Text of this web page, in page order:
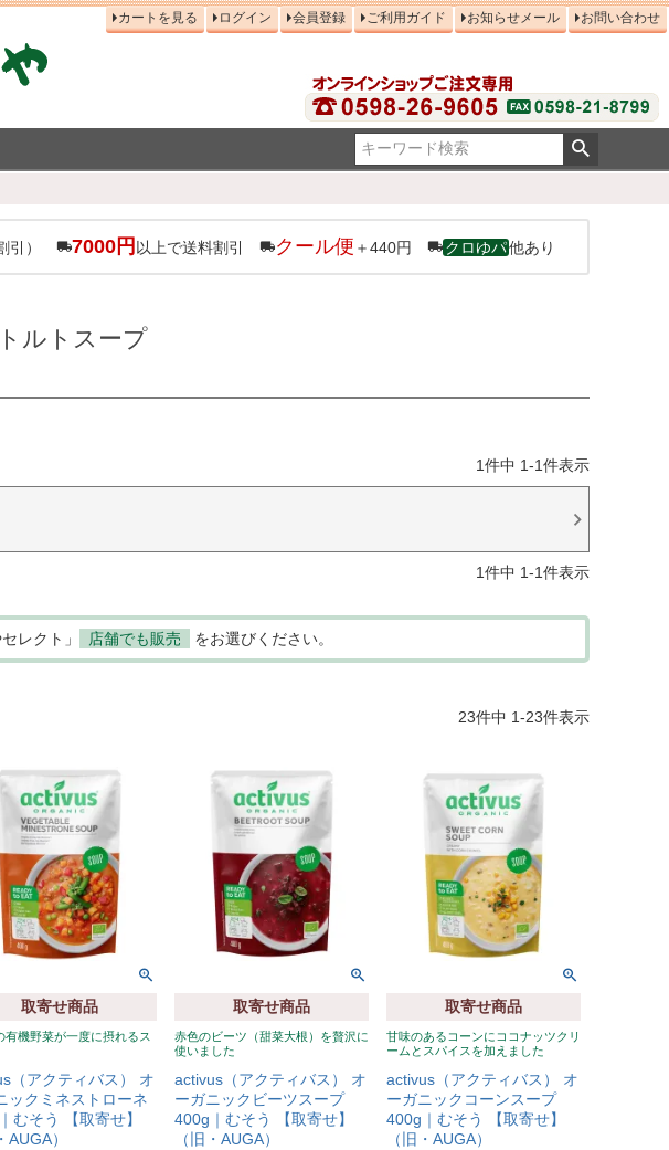
カートを見る ログイン 会員登録 ご利用ガイド お知らせメール お問い合わせ
引） 7000円 以上で送料割引 クール便 ＋440円 クロゆパ他あり
ルトスープ
1件中 1-1件表示
1件中 1-1件表示
レクト」 店舗でも販売 をお選びください。
23件中 1-23件表示
取寄せ商品
有機野菜が一度に摂れるス
（アクティバス） オ
ックミネストローネ
むそう 【取寄せ】
AUGA）
取寄せ商品
赤色のビーツ（甜菜大根）を贅沢に
使いました
activus（アクティバス） オ
ーガニックビーツスープ
400g｜むそう 【取寄せ】
（旧・AUGA）
取寄せ商品
甘味のあるコーンにココナッツクリ
ームとスパイスを加えました
activus（アクティバス） オ
ーガニックコーンスープ
400g｜むそう 【取寄せ】
（旧・AUGA）